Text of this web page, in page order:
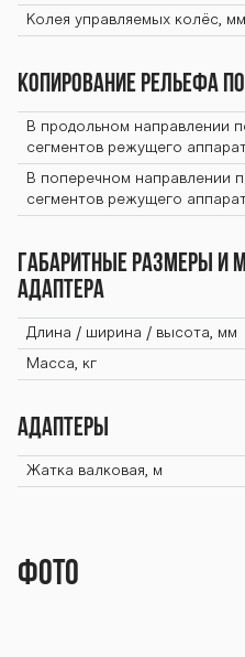
Колея управляемых колёс, мм
Копирование рельефа
В продольном направлении
сегментов режущего
В поперечном направлении
сегментов режущего
Габаритные размеры и
адаптера
Длина / ширина / высота, мм
Масса, кг
Адаптеры
Жатка валковая, м
Фото